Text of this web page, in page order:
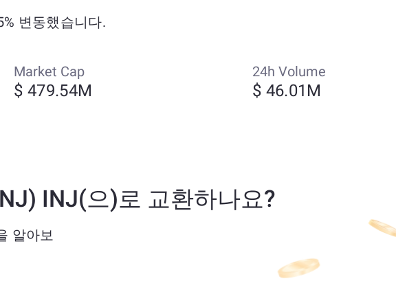
변동했습니다.
Market Cap
$ 479.54M
24h Volume
$ 46.01M
INJ(으)로 교환하나요?
알아보